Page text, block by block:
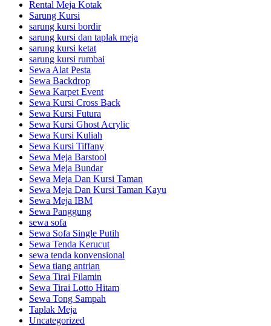
Rental Meja Kotak
Sarung Kursi
sarung kursi bordir
sarung kursi dan taplak meja
sarung kursi ketat
sarung kursi rumbai
Sewa Alat Pesta
Sewa Backdrop
Sewa Karpet Event
Sewa Kursi Cross Back
Sewa Kursi Futura
Sewa Kursi Ghost Acrylic
Sewa Kursi Kuliah
Sewa Kursi Tiffany
Sewa Meja Barstool
Sewa Meja Bundar
Sewa Meja Dan Kursi Taman
Sewa Meja Dan Kursi Taman Kayu
Sewa Meja IBM
Sewa Panggung
sewa sofa
Sewa Sofa Single Putih
Sewa Tenda Kerucut
sewa tenda konvensional
Sewa tiang antrian
Sewa Tirai Filamin
Sewa Tirai Lotto Hitam
Sewa Tong Sampah
Taplak Meja
Uncategorized